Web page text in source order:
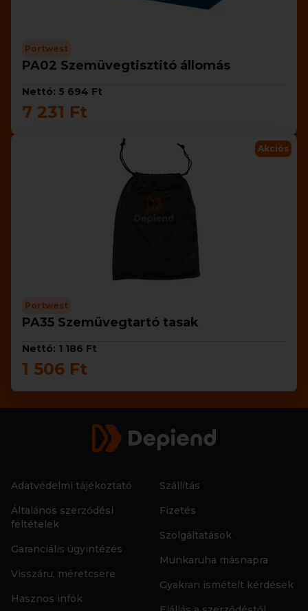
Portwest
PA02 Szemüvegtisztitó állomás
Nettó: 5 694 Ft
7 231 Ft
Akciós
Portwest
PA35 Szemüvegtartó tasak
Nettó: 1 186 Ft
1 506 Ft
Adatvédelmi tájékoztató
Általános szerződési
feltételek
Garanciális ügyintézés
Visszáru, méretcsere
Hasznos infók
Szállítás
Fizetés
Szolgáltatások
Munkaruha másnapra
Gyakran ismételt kérdések